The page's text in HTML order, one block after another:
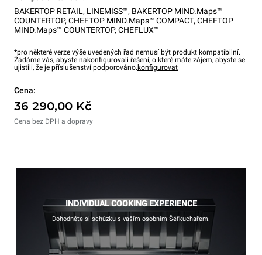
BAKERTOP RETAIL , LINEMISS™, BAKERTOP MIND.Maps™
COUNTERTOP, CHEFTOP MIND.Maps™ COMPACT, CHEFTOP
MIND.Maps™ COUNTERTOP, CHEFLUX™
*pro některé verze výše uvedených řad nemusí být produkt kompatibilní.
Žádáme vás, abyste nakonfigurovali řešení, o které máte zájem, abyste se
ujistili, že je příslušenství podporováno.konfigurovat
Cena:
36 290,00 Kč
Cena bez DPH a dopravy
INDIVIDUAL COOKING EXPERIENCE
Dohodněte si schůzku s vaším osobním Šéfkuchařem.